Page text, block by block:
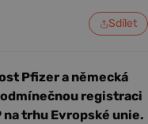
Sdílet
Pfizer a německá
registraci
trhu Evropské unie.